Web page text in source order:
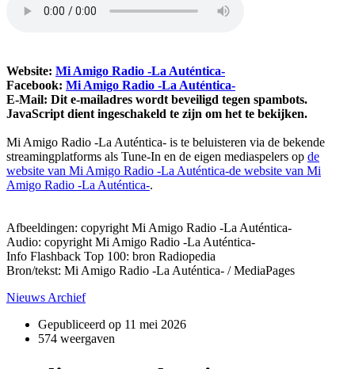
Website: Mi Amigo Radio -La Auténtica-
Facebook: Mi Amigo Radio -La Auténtica-
E-Mail: Dit e-mailadres wordt beveiligd tegen spambots.
JavaScript dient ingeschakeld te zijn om het te bekijken.
Mi Amigo Radio -La Auténtica- is te beluisteren via de bekende
streamingplatforms als Tune-In en de eigen mediaspelers op de
website van Mi Amigo Radio -La Auténtica-de website van Mi
Amigo Radio -La Auténtica-.
Afbeeldingen: copyright Mi Amigo Radio -La Auténtica-
Audio: copyright Mi Amigo Radio -La Auténtica-
Info Flashback Top 100: bron Radiopedia
Bron/tekst: Mi Amigo Radio -La Auténtica- / MediaPages
Nieuws Archief
Gepubliceerd op 11 mei 2026
574 weergaven